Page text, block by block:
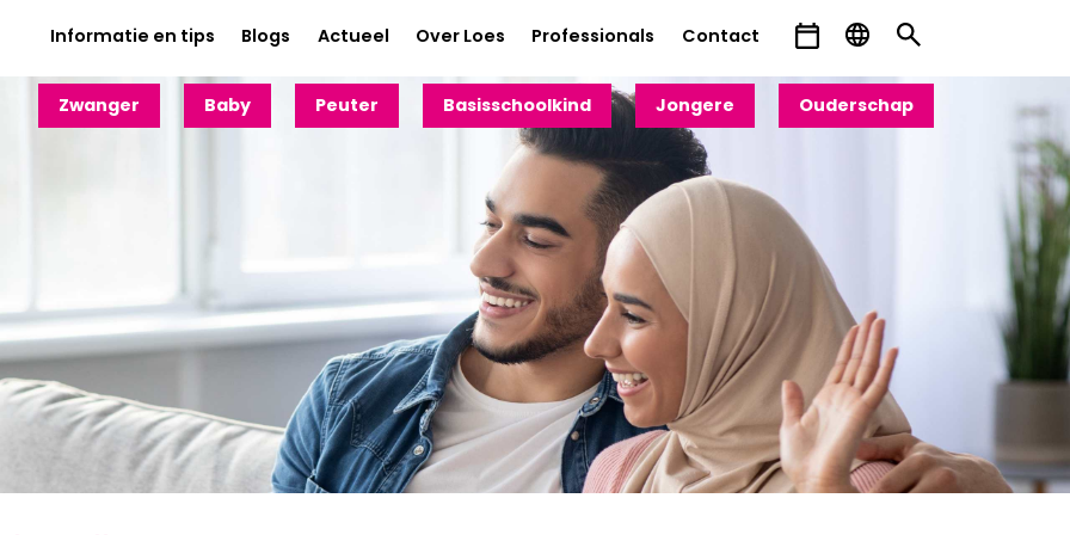
Informatie en tips Blogs Actueel Over Loes Professionals Contact
Zwanger Baby Peuter Basisschoolkind Jongere Ouderschap